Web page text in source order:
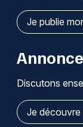
Je publie
Discutons
Je découvre